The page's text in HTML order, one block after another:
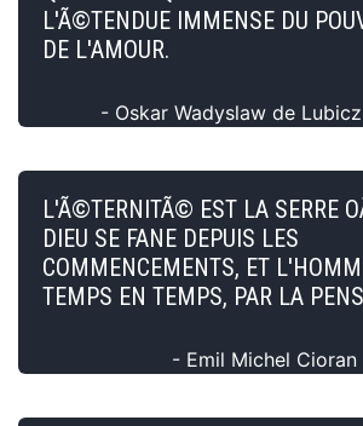
L'Ã©TENDUE IMMENSE DU
DE L'AMOUR.
- Oskar Wadyslaw de
L'Ã©TERNITÃ© EST LA SERRE
DIEU SE FANE DEPUIS LES
COMMENCEMENTS, ET
TEMPS EN TEMPS, PAR LA
- Emil Michel Cioran